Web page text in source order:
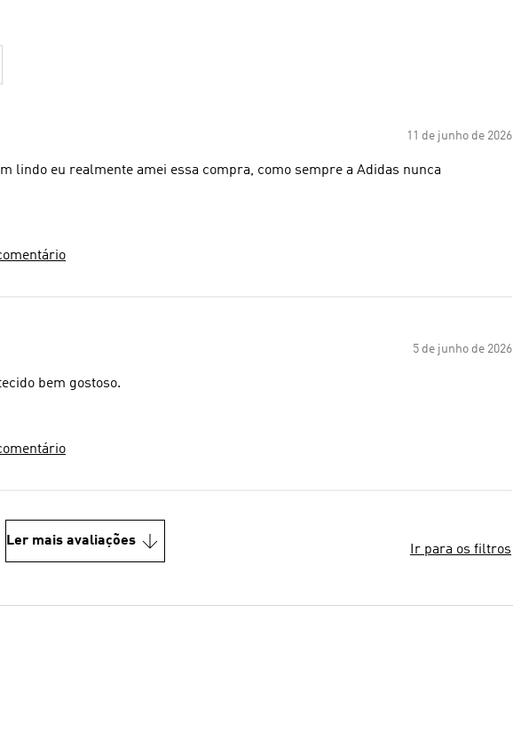
11 de junho de 2026
lindo eu realmente amei essa compra, como sempre a Adidas nunca
5 de junho de 2026
bem gostoso.
Ler mais avaliações
Ir para os filtros